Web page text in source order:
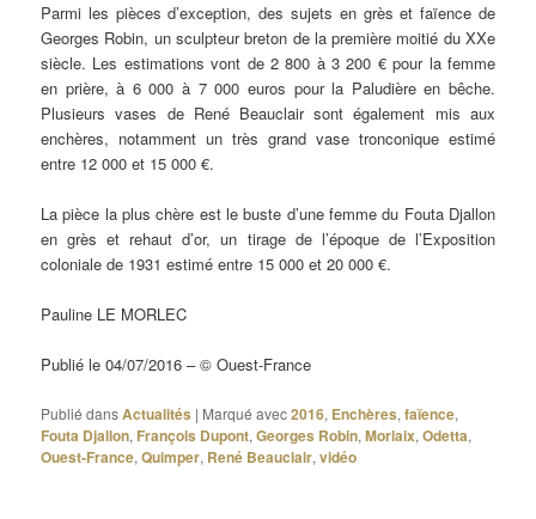
Parmi les pièces d’exception, des sujets en grès et faïence de
Georges Robin, un sculpteur breton de la première moitié du XXe
siècle. Les estimations vont de 2 800 à 3 200 € pour la femme
en prière, à 6 000 à 7 000 euros pour la Paludière en bêche.
Plusieurs vases de René Beauclair sont également mis aux
enchères, notamment un très grand vase tronconique estimé
entre 12 000 et 15 000 €.
La pièce la plus chère est le buste d’une femme du Fouta Djallon
en grès et rehaut d’or, un tirage de l’époque de l’Exposition
coloniale de 1931 estimé entre 15 000 et 20 000 €.
Pauline LE MORLEC
Publié le 04/07/2016 – © Ouest-France
Publié dansActualités | Marqué avec2016, Enchères,faïence,
Fouta Djallon, François Dupont,Georges Robin,Morlaix,Odetta,
Ouest-France,Quimper, René Beauclair,vidéo